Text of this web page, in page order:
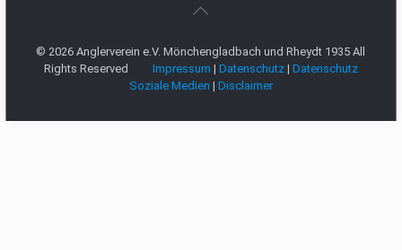
© 2026 Anglerverein e.V. Mönchengladbach und Rheydt 1935 All
Rights Reserved Impressum | Datenschutz| Datenschutz
Soziale Medien | Disclaimer